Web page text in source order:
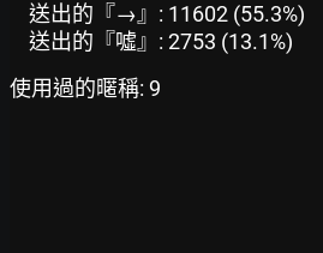
送出的『→』: 11602 (55.3%)
送出的『噓』: 2753 (13.1%)
使用過的暱稱: 9